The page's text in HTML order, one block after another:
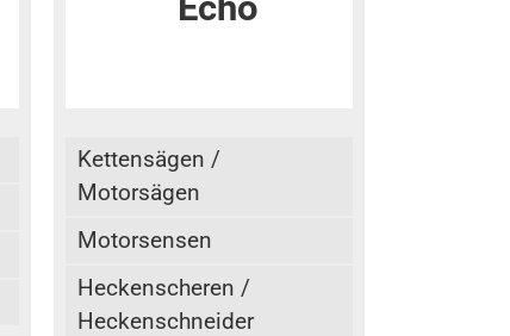
Kettensägen /
Motorsägen
Motorsensen
Heckenscheren /
Heckenschneider